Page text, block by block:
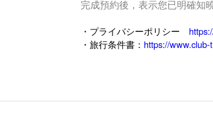
完成預約後，表示您已明確知
・プライバシーポリシー
・旅行条件書： https://